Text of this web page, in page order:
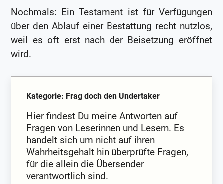
Nochmals: Ein Testament ist für Verfügungen
über den Ablauf einer Bestattung recht nutzlos,
weil es oft erst nach der Beisetzung eröffnet
wird.
Kategorie: Frag doch den Undertaker
Hier findest Du meine Antworten auf
Fragen von Leserinnen und Lesern. Es
handelt sich um nicht auf ihren
Wahrheitsgehalt hin überprüfte Fragen,
für die allein die Übersender
verantwortlich sind.